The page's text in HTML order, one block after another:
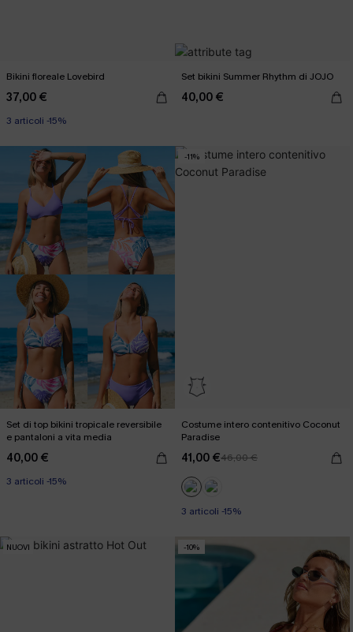
Bikini floreale Lovebird
37,00 €
3 articoli -15%
Set bikini Summer Rhythm di JOJO
40,00 €
Set di top bikini tropicale reversibile
e pantaloni a vita media
40,00 €
3 articoli -15%
-11%
Costume intero contenitivo Coconut
Paradise
41,00 €46,00 €
3 articoli -15%
NUOVI -10%